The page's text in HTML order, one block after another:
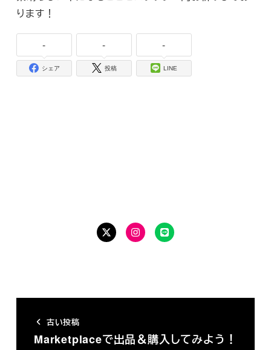
ります！
-
シェア
-
投稿
-
LINE
TwitterInstagram
LINE
古い投稿
Marketplaceで出品＆購入してみよう！